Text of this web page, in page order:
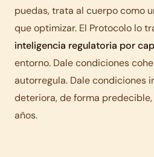
puedas, trata al cuerpo como
que optimizar. El Protocolo lo
inteligencia regulatoria por
entorno. Dale condiciones
autorregula. Dale condiciones
deteriora, de forma
años.